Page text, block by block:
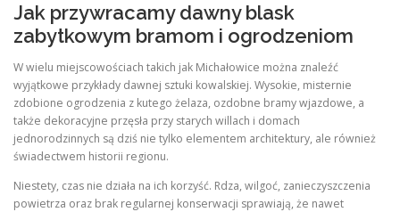
Jak przywracamy dawny blask
zabytkowym bramom i ogrodzeniom
W wielu miejscowościach takich jak Michałowice można znaleźć
wyjątkowe przykłady dawnej sztuki kowalskiej. Wysokie, misternie
zdobione ogrodzenia z kutego żelaza, ozdobne bramy wjazdowe, a
także dekoracyjne przęsła przy starych willach i domach
jednorodzinnych są dziś nie tylko elementem architektury, ale również
świadectwem historii regionu.
Niestety, czas nie działa na ich korzyść. Rdza, wilgoć, zanieczyszczenia
powietrza oraz brak regularnej konserwacji sprawiają, że nawet